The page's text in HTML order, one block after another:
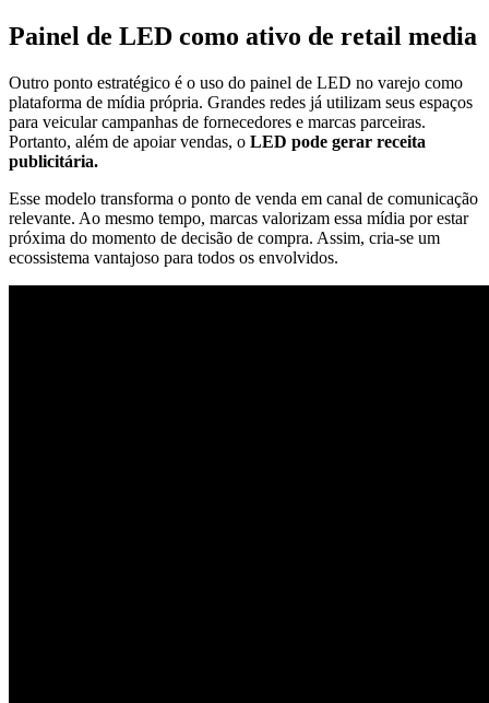
Painel de LED como ativo de retail media
Outro ponto estratégico é o uso do painel de LED no varejo como
plataforma de mídia própria. Grandes redes já utilizam seus espaços
para veicular campanhas de fornecedores e marcas parceiras.
Portanto, além de apoiar vendas, o LED pode gerar receita
publicitária.
Esse modelo transforma o ponto de venda em canal de comunicação
relevante. Ao mesmo tempo, marcas valorizam essa mídia por estar
próxima do momento de decisão de compra. Assim, cria-se um
ecossistema vantajoso para todos os envolvidos.